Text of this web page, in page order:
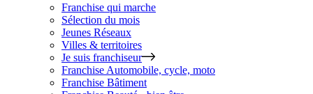
Franchise qui marche
Sélection du mois
Jeunes Réseaux
Villes & territoires
Je suis franchiseur
Franchise Automobile, cycle, moto
Franchise Bâtiment